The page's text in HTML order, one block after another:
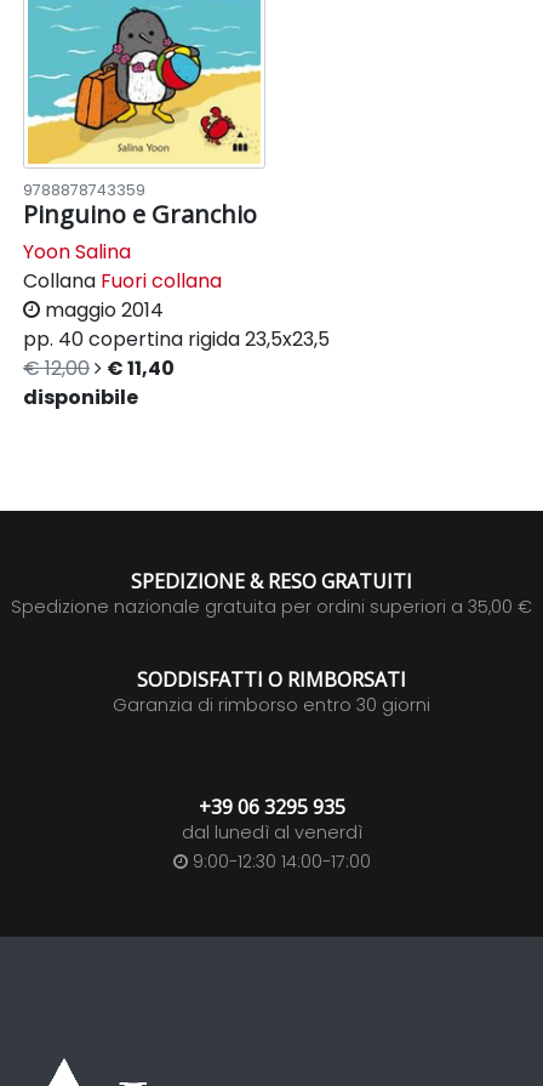
9788878743359
Pinguino e Granchio
Yoon Salina
Collana Fuori collana
maggio 2014
pp. 40copertina rigida23,5x23,5
€ 12,00
€ 11,40
disponibile
SPEDIZIONE & RESO GRATUITI
Spedizione nazionale gratuita per ordini superiori a 35,00 €
SODDISFATTI O RIMBORSATI
Garanzia di rimborso entro 30 giorni
+39 06 3295 935
dal lunedì al venerdì
9:00-12:30 14:00-17:00